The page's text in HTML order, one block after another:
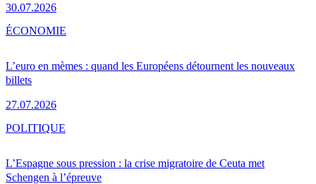
30.07.2026
L’euro en mèmes : quand les Européens détournent les nouveaux
billets
27.07.2026
ÉCONOMIE
L’Espagne sous pression : la crise migratoire de Ceuta met
Schengen à l’épreuve
POLITIQUE